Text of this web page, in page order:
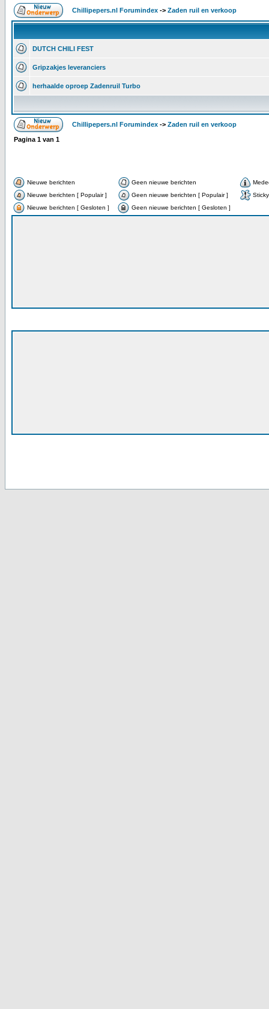
Chillipepers.nl Forumindex -> Zaden ruil en verkoop
DUTCH CHILI FEST
Gripzakjes leveranciers
herhaalde oproep Zadenruil Turbo
Chillipepers.nl Forumindex -> Zaden ruil en verkoop
Pagina 1 van 1
Nieuwe berichten Geen nieuwe berichten
Nieuwe berichten [ Populair ]
Geen nieuwe berichten [ Populair ]
Sticky
Nieuwe berichten [ Gesloten ]
Geen nieuwe berichten [ Gesloten ]